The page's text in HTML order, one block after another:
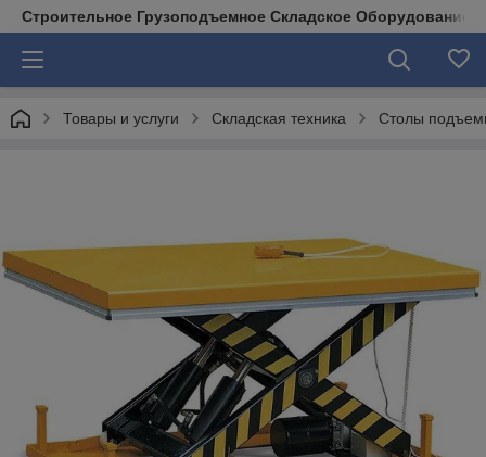
Строительное Грузоподъемное Складское Оборудование
Товары и услуги Складская техника Столы